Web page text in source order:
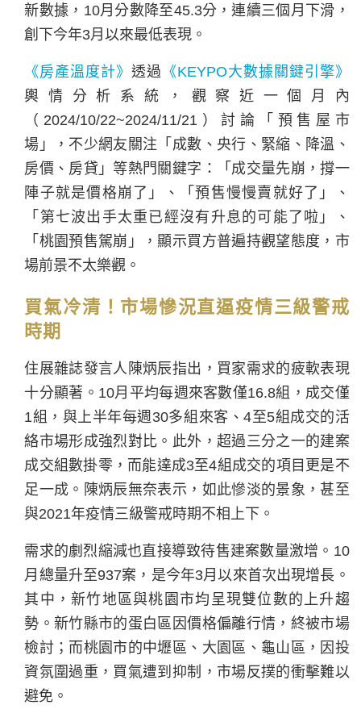
新數據，10月分數降至45.3分，連續三個月下滑，
創下今年3月以來最低表現。
《房產溫度計》透過 《KEYPO大數據關鍵引擎》
輿情分析系統，觀察近一個月內
（2024/10/22~2024/11/21）討論「預售屋市
場」，不少網友關注「成數、央行、緊縮、降溫、
房價、房貸」等熱門關鍵字：「成交量先崩，撐一
陣子就是價格崩了」、「預售慢慢賣就好了」、
「第七波出手太重已經沒有升息的可能了啦」、
「桃園預售駕崩」，顯示買方普遍持觀望態度，市
場前景不太樂觀。
買氣冷清！市場慘況直逼疫情三級警戒
時期
住展雜誌發言人陳炳辰指出，買家需求的疲軟表現
十分顯著。10月平均每週來客數僅16.8組，成交僅
1組，與上半年每週30多組來客、4至5組成交的活
絡市場形成強烈對比。此外，超過三分之一的建案
成交組數掛零，而能達成3至4組成交的項目更是不
足一成。陳炳辰無奈表示，如此慘淡的景象，甚至
與2021年疫情三級警戒時期不相上下。
需求的劇烈縮減也直接導致待售建案數量激增。10
月總量升至937案，是今年3月以來首次出現增長。
其中，新竹地區與桃園市均呈現雙位數的上升趨
勢。新竹縣市的蛋白區因價格偏離行情，終被市場
檢討；而桃園市的中壢區、大園區、龜山區，因投
資氛圍過重，買氣遭到抑制，市場反撲的衝擊難以
避免。